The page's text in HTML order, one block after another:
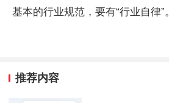
基本的行业规范，要有“行业自律”。
推荐内容